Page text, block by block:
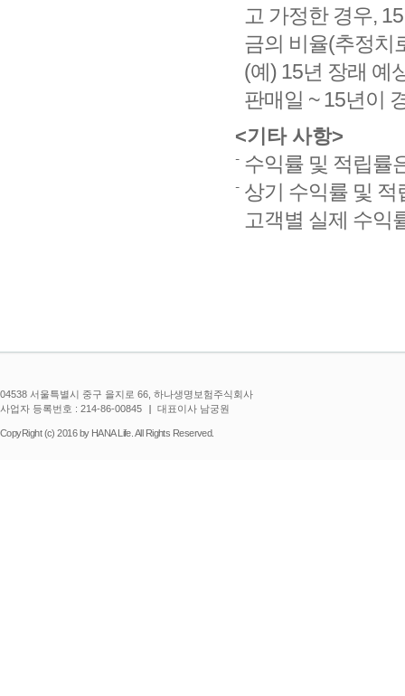
고 가정한 경우,
금의 비율(추정치
(예) 15년 장래 예
판매일 ~ 15년이
<기타 사항>
수익률 및 적립률
상기 수익률 및
고객별 실제 수익
04538 서울특별시 중구 을지로 66, 하나생명보험주식회사
사업자 등록번호 : 214-86-00845
대표이사 남궁원
CopyRight (c) 2016 by HANA Life. All Rights Reserved.